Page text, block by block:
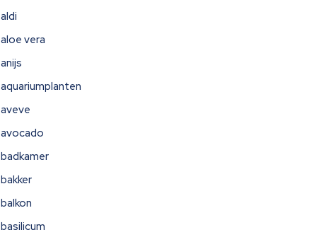
aldi
aloe vera
anijs
aquariumplanten
aveve
avocado
badkamer
bakker
balkon
basilicum